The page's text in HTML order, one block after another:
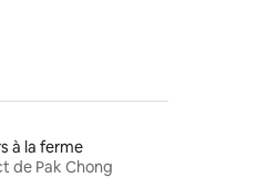
à la ferme
de Pak Chong